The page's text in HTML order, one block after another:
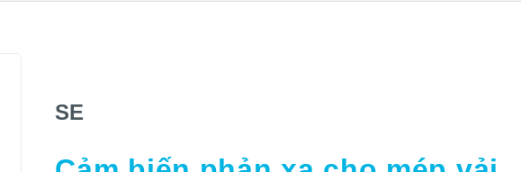
SE